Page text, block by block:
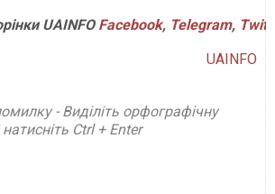
UAINFO Facebook, Telegram,
UAINFO
- Виділіть орфографічну
Ctrl + Enter